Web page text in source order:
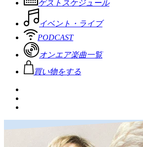
ゲストスケジュール
イベント・ライブ
PODCAST
オンエア楽曲一覧
買い物をする